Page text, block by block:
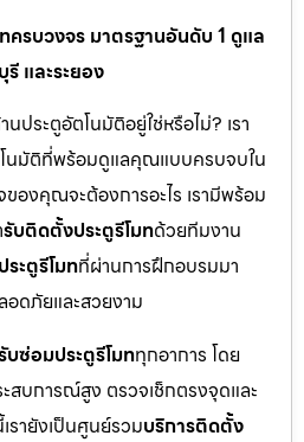
ครบวงจร มาตรฐานอันดับ 1 ดูแล
และระยอง
ประตูอัตโนมัติอยู่ใช่หรือไม่? เรา
นมัติที่พร้อมดูแลคุณแบบครบจบใน
องคุณจะต้องการอะไร เรามีพร้อม
รับติดตั้งประตูรีโมทด้วยทีมงาน
ะตูรีโมทที่ผ่านการฝึกอบรมมา
อดภัยและสวยงาม
บซ่อมประตูรีโมททุกอาการ โดย
สบการณ์สูง ตรวจเช็กตรงจุดและ
รายังเป็นศูนย์รวมบริการติดตั้ง